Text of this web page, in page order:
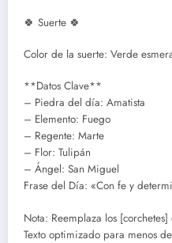
🍀 Suerte 🍀
Color de la suerte: Verde
**Datos Clave**
– Piedra del día: Amatista
– Elemento: Fuego
– Regente: Marte
– Flor: Tulipán
– Ángel: San Miguel
Frase del Día: «Con fe y
Nota: Reemplaza los
Texto optimizado para menos